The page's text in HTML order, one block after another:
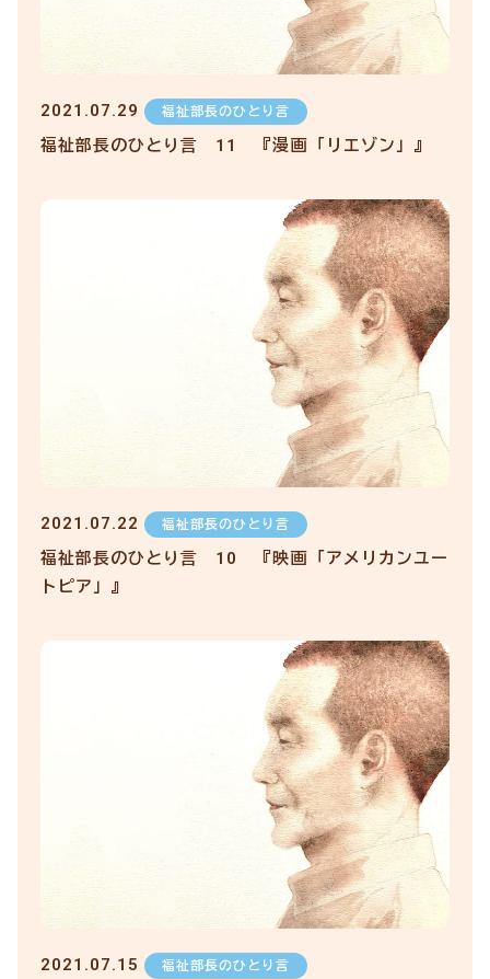
2021.07.29 福祉部長のひとり言
福祉部長のひとり言 11 『漫画「リエゾン」』
2021.07.22 福祉部長のひとり言
福祉部長のひとり言 10 『映画「アメリカンユー
トピア」』
2021.07.15 福祉部長のひとり言